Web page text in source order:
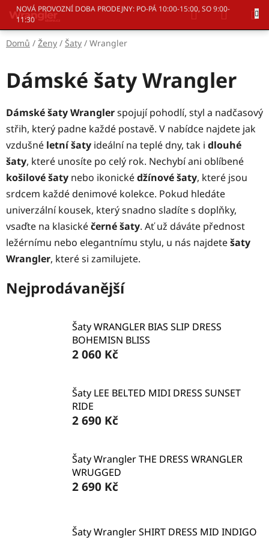
Přejít
obsah
NOVÁ PROVOZNÍ DOBA PRODEJNY: PO-PÁ 10:00-15:00, SO 9:00-
11:30
Hledat
KOŠÍK
Domů / Ženy / Šaty / Wrangler
Dámské šaty Wrangler
Dámské šaty Wranglerspojují pohodlí, styl a nadčasový
střih, který padne každé postavě. V nabídce najdete jak
vzdušné letní šaty ideální na teplé dny, tak i dlouhé
šaty, které unosíte po celý rok. Nechybí ani oblíbené
košilové šaty nebo ikonickédžínové šaty, které jsou
srdcem každé denimové kolekce. Pokud hledáte
univerzální kousek, který snadno sladíte s doplňky,
vsaďte na klasickéčerné šaty. Ať už dáváte přednost
ležérnímu nebo elegantnímu stylu, u nás najdetešaty
Wrangler, které si zamilujete.
Nejprodávanější
Šaty WRANGLER BIAS SLIP DRESS
BOHEMISN BLISS
2 060 Kč
Šaty LEE BELTED MIDI DRESS SUNSET
RIDE
2 690 Kč
Šaty Wrangler THE DRESS WRANGLER
WRUGGED
2 690 Kč
Šaty Wrangler SHIRT DRESS MID INDIGO